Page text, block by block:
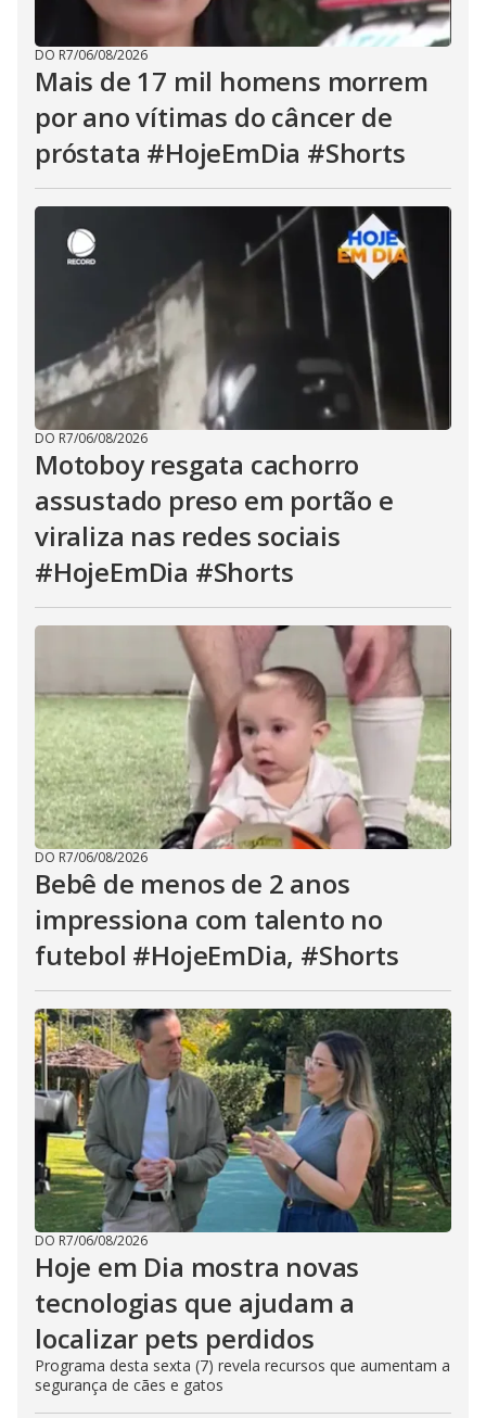
DO R7/06/08/2026
Mais de 17 mil homens morrem
por ano vítimas do câncer de
próstata #HojeEmDia #Shorts
DO R7/06/08/2026
Motoboy resgata cachorro
assustado preso em portão e
viraliza nas redes sociais
#HojeEmDia #Shorts
DO R7/06/08/2026
Bebê de menos de 2 anos
impressiona com talento no
futebol #HojeEmDia, #Shorts
DO R7/06/08/2026
Hoje em Dia mostra novas
tecnologias que ajudam a
localizar pets perdidos
Programa desta sexta (7) revela recursos que aumentam a
segurança de cães e gatos